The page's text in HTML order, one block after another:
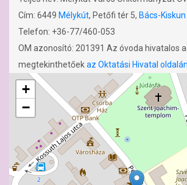
Cím: 6449 Mélykút, Petőfi tér 5, Bács-
Telefon: +36-77/460-053
OM azonosító: 201391 Az óvoda hivatalos
megtekinthetőekaz Oktatási Hivatal oldalán
+
−